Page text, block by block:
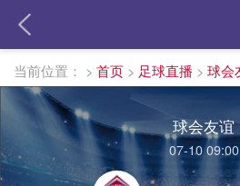
当前位置： > 首页 > 足球直播 >
球会友谊
07-10 09:00